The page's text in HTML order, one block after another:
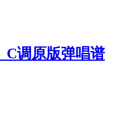
C调原版弹唱谱